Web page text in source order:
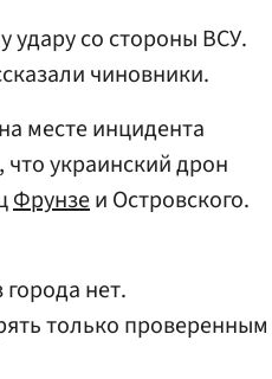
со стороны ВСУ.
чиновники.
месте инцидента
украинский дрон
Фрунзеи Островского.
нет.
только проверенным